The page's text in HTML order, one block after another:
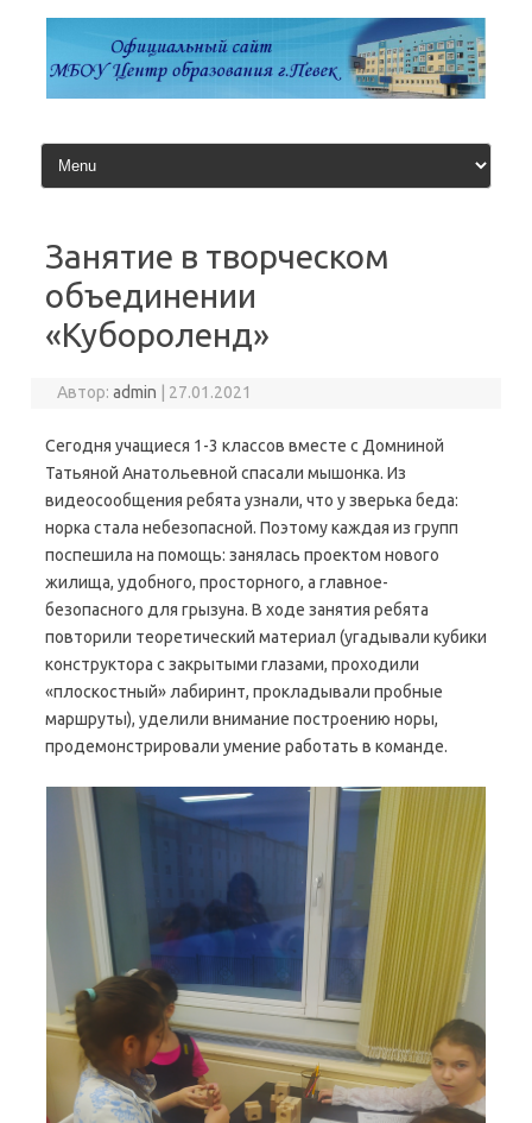
содержимому
Занятие в творческом
объединении
«Кубороленд»
Автор:admin 27.01.2021
Сегодня учащиеся 1-3 классов вместе с Домниной
Татьяной Анатольевной спасали мышонка. Из
видеосообщения ребята узнали, что у зверька беда:
норка стала небезопасной. Поэтому каждая из групп
поспешила на помощь: занялась проектом нового
жилища, удобного, просторного, а главное-
безопасного для грызуна. В ходе занятия ребята
повторили теоретический материал (угадывали кубики
конструктора с закрытыми глазами, проходили
«плоскостный» лабиринт, прокладывали пробные
маршруты), уделили внимание построению норы,
продемонстрировали умение работать в команде.